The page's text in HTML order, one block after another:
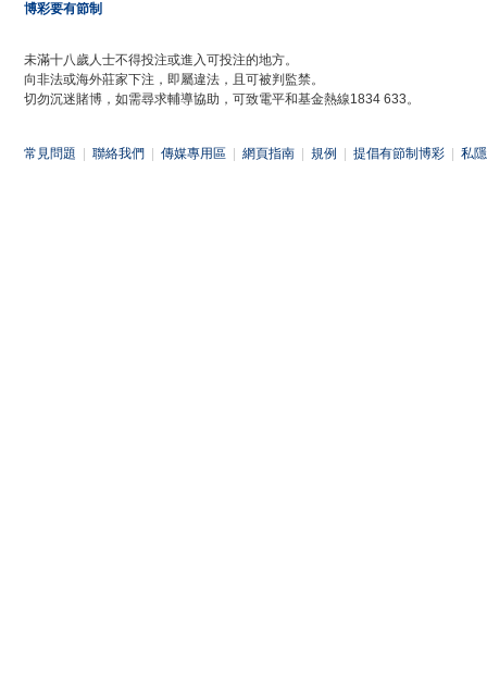
博彩要有節制
未滿十八歲人士不得投注或進入可投注的地方。
向非法或海外莊家下注，即屬違法，且可被判監禁。
切勿沉迷賭博，如需尋求輔導協助，可致電平和基金熱線1834 633。
常見問題 聯絡我們 傳媒專用區 網頁指南 規例 提倡有節制博彩 私